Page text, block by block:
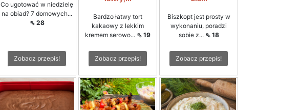
Co ugotować w niedzielę
na obiad? 7 domowych...
⇖ 28
Zobacz przepis!
Bardzo łatwy tort
kakaowy z lekkim
kremem serowo... ⇖ 19
Zobacz przepis!
Biszkopt jest prosty w
wykonaniu, poradzi
sobie z... ⇖ 18
Zobacz przepis!